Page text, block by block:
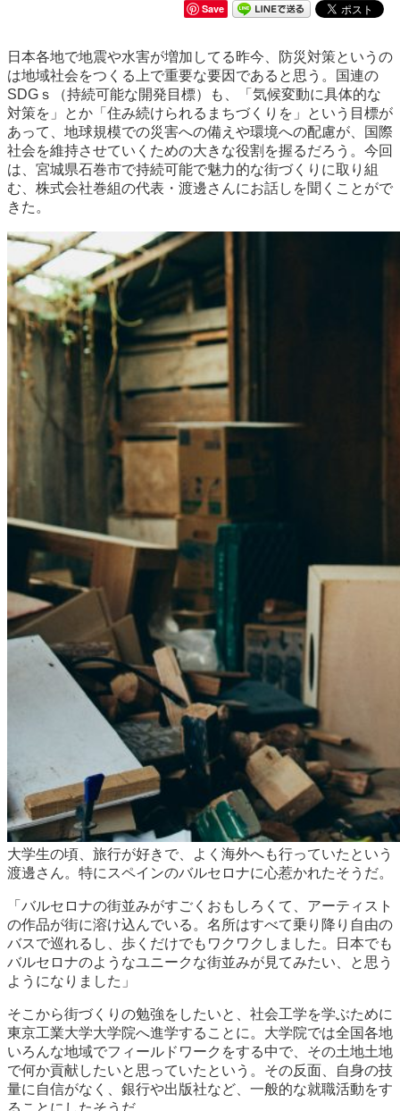
Save
日本各地で地震や水害が増加してる昨今、防災対策というの
は地域社会をつくる上で重要な要因であると思う。国連の
SDGｓ（持続可能な開発目標）も、「気候変動に具体的な
対策を」とか「住み続けられるまちづくりを」という目標が
あって、地球規模での災害への備えや環境への配慮が、国際
社会を維持させていくための大きな役割を握るだろう。今回
は、宮城県石巻市で持続可能で魅力的な街づくりに取り組
む、株式会社巻組の代表・渡邊さんにお話しを聞くことがで
きた。
大学生の頃、旅行が好きで、よく海外へも行っていたという
渡邊さん。特にスペインのバルセロナに心惹かれたそうだ。
「バルセロナの街並みがすごくおもしろくて、アーティスト
の作品が街に溶け込んでいる。名所はすべて乗り降り自由の
バスで巡れるし、歩くだけでもワクワクしました。日本でも
バルセロナのようなユニークな街並みが見てみたい、と思う
ようになりました」
そこから街づくりの勉強をしたいと、社会工学を学ぶために
東京工業大学大学院へ進学することに。大学院では全国各地
いろんな地域でフィールドワークをする中で、その土地土地
で何か貢献したいと思っていたという。その反面、自身の技
量に自信がなく、銀行や出版社など、一般的な就職活動をす
ることにしたそうだ。